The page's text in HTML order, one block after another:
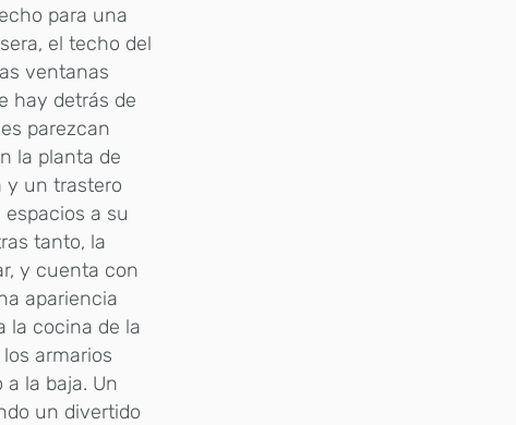
para una
el techo del
ventanas
hay detrás de
parezcan
la planta de
y un trastero
a su
tanto, la
y cuenta con
apariencia
la cocina de la
armarios
la baja. Un
un divertido